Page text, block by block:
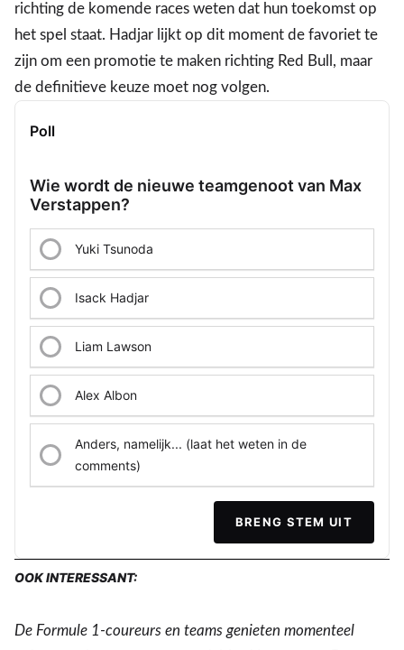
richting de komende races weten dat hun toekomst op
het spel staat. Hadjar lijkt op dit moment de favoriet te
zijn om een promotie te maken richting Red Bull, maar
de definitieve keuze moet nog volgen.
Poll
Wie wordt de nieuwe teamgenoot van Max
Verstappen?
Yuki Tsunoda
Isack Hadjar
Liam Lawson
Alex Albon
Anders, namelijk... (laat het weten in de
comments)
BRENG STEM UIT
OOK INTERESSANT:
De Formule 1-coureurs en teams genieten momenteel